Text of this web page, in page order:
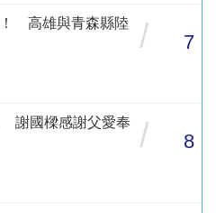
高雄與青森縣陸
/ 7
謝國樑感謝父愛奉
/ 8